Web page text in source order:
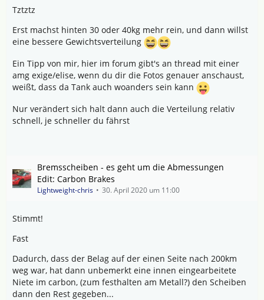
Tztztz
Erst machst hinten 30 oder 40kg mehr rein, und dann willst
eine bessere Gewichtsverteilung
Ein Tipp von mir, hier im forum gibt's an thread mit einer
amg exige/elise, wenn du dir die Fotos genauer anschaust,
weißt, dass da Tank auch woanders sein kann
Nur verändert sich halt dann auch die Verteilung relativ
schnell, je schneller du fährst
Bremsscheiben - es geht um die Abmessungen
Edit: Carbon Brakes
Lightweight-chris 30. April 2020 um 11:00
Stimmt!
Fast
Dadurch, dass der Belag auf der einen Seite nach 200km
weg war, hat dann unbemerkt eine innen eingearbeitete
Niete im carbon, (zum festhalten am Metall?) den Scheiben
dann den Rest gegeben...